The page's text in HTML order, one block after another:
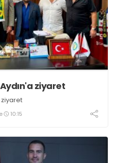
ziyaret
ziyaret
10:15